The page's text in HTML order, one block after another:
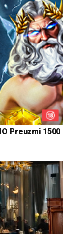
Preuzmi 1500